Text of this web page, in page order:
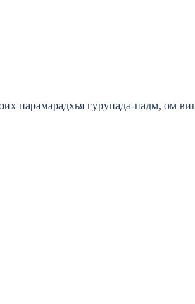
парамарадхья гурупада-падм, ом